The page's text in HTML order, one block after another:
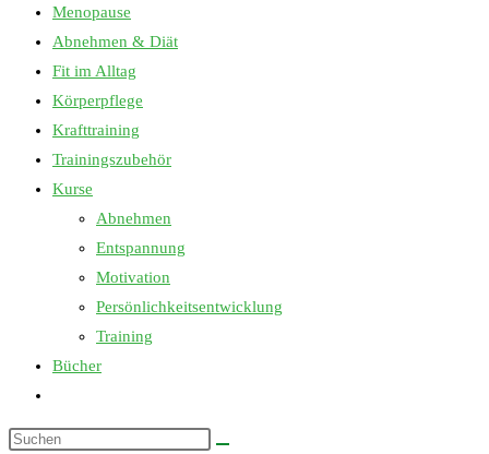
Menopause
Abnehmen & Diät
Fit im Alltag
Körperpflege
Krafttraining
Trainingszubehör
Kurse
Abnehmen
Entspannung
Motivation
Persönlichkeitsentwicklung
Training
Bücher
Diese